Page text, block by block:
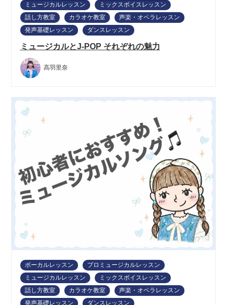
ミュージカルレッスン
ミックスボイスレッスン
話し方教室
カラオケ教室
声楽・オペラレッスン
発声基礎レッスン
ダンスレッスン
ミュージカルとJ-POP それぞれの魅力
高羽里奈
ボーカルレッスン
プロミュージカルレッスン
ミュージカルレッスン
ミックスボイスレッスン
話し方教室
カラオケ教室
声楽・オペラレッスン
発声基礎レッスン
ダンスレッスン